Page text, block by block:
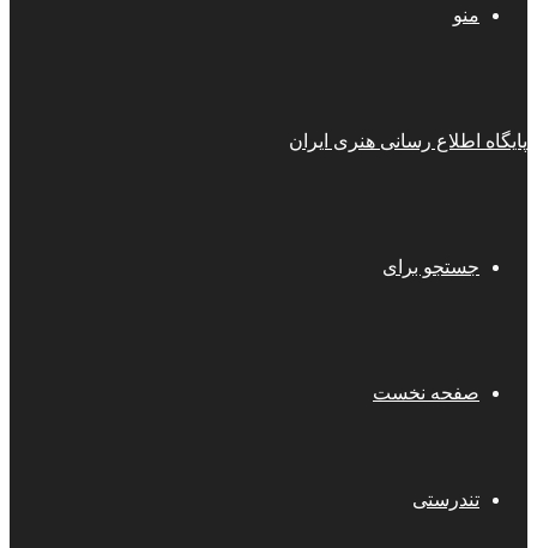
منو
پایگاه اطلاع رسانی هنری ایران
جستجو برای
صفحه نخست
تندرستی